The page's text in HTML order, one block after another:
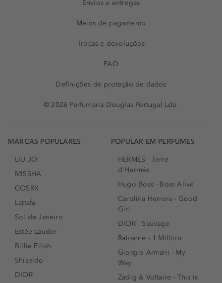
Envios e entregas
Meios de pagamento
Trocas e devoluções
FAQ
Definições de proteção de dados
© 2026 Perfumaria Douglas Portugal Lda.
MARCAS POPULARES
LIU JO
MISSHA
COSRX
Lattafa
Sol de Janeiro
Estée Lauder
Billie Eilish
Shiseido
DIOR
POPULAR EM PERFUMES
HERMÈS - Terre
d'Hermés
Hugo Boss - Boss Alive
Carolina Herrera - Good
Girl
DIOR - Sauvage
Rabanne - 1 Million
Giorgio Armani - My
Way
Zadig & Voltaire - This is